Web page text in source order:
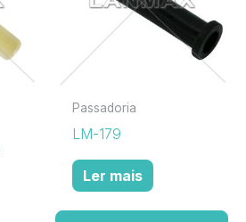
Passadoria
LM-179
Ler mais